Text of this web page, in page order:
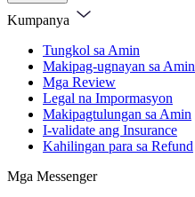
Kumpanya
Tungkol sa Amin
Makipag-ugnayan sa Amin
Mga Review
Legal na Impormasyon
Makipagtulungan sa Amin
I-validate ang Insurance
Kahilingan para sa Refund
Mga Messenger